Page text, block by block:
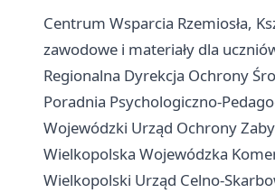
Centrum Wsparcia Rzemiosła,
zawodowe i materiały dla
Regionalna Dyrekcja Ochrony
Poradnia Psychologiczno-
Wojewódzki Urząd Ochrony
Wielkopolska Wojewódzka
Wielkopolski Urząd Celno-